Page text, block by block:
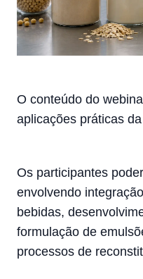
O conteúdo do
aplicações práticas
Os participantes
envolvendo
bebidas,
formulação de
processos de